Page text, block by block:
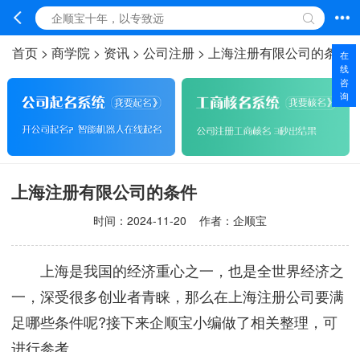
首页 > 商学院 > 资讯 > 公司注册 > 上海注册有限公司的条件
上海注册有限公司的条件
时间： 2024-11-20 作者：企顺宝
上海是我国的经济重心之一，也是全世界经济之
一，深受很多创业者青睐，那么在上海注册公司要满
足哪些条件呢?接下来企顺宝小编做了相关整理，可
进行参考。
在
线
咨
询